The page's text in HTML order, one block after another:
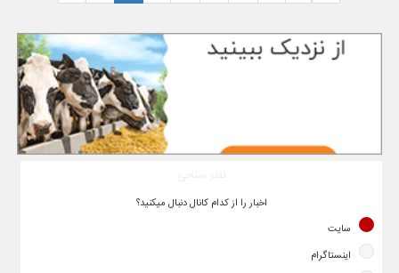
اخبار را از کدام کانال دنبال میکنید؟
سایت
اینستاگرام